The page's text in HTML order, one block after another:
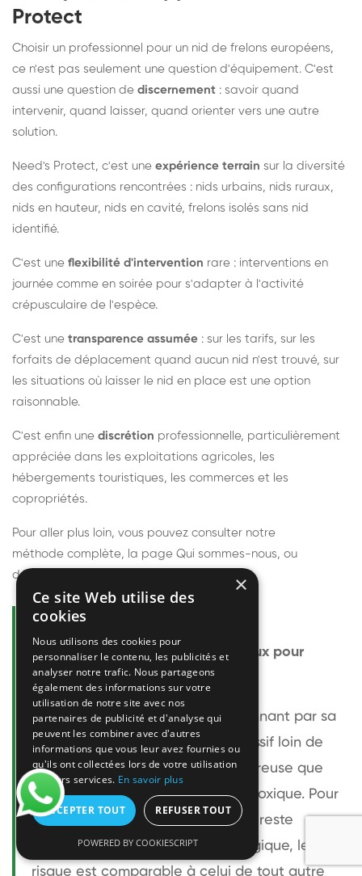
Protect
Choisir un professionnel pour un nid de frelons européens,
ce n'est pas seulement une question d'équipement. C'est
aussi une question de discernement : savoir quand
intervenir, quand laisser, quand orienter vers une autre
solution.
Need's Protect, c'est une expérience terrain sur la diversité
des configurations rencontrées : nids urbains, nids ruraux,
nids en hauteur, nids en cavité, frelons isolés sans nid
identifié.
C'est une flexibilité d'intervention rare : interventions en
journée comme en soirée pour s'adapter à l'activité
crépusculaire de l'espèce.
C'est une transparence assumée : sur les tarifs, sur les
forfaits de déplacement quand aucun nid n'est trouvé, sur
les situations où laisser le nid en place est une option
raisonnable.
C'est enfin une discrétion professionnelle, particulièrement
appréciée dans les exploitations agricoles, les
hébergements touristiques, les commerces et les
copropriétés.
Pour aller plus loin, vous pouvez consulter notre
méthode complète, la page Qui sommes-nous, ou
découvrir
Questions fréquentes
Le frelon européen est-il dangereux pour
l'homme ?
Le frelon européen est impressionnant par sa
taille mais relativement peu agressif loin de
son nid. Sa piqûre est plus douloureuse que
celle d'une guêpe sans être plus toxique. Pour
une personne non allergique, elle reste
bénigne. Pour une personne allergique, le
risque est comparable à celui de tout autre
×
Ce site Web utilise des
cookies
Nous utilisons des cookies pour
personnaliser le contenu, les publicités et
analyser notre trafic. Nous partageons
également des informations sur votre
utilisation de notre site avec nos
partenaires de publicité et d'analyse qui
peuvent les combiner avec d'autres
informations que vous leur avez fournies ou
qu'ils ont collectées lors de votre utilisation
de leurs services. En savoir plus
ACCEPTER TOUT REFUSER TOUT
POWERED BY COOKIESCRIPT